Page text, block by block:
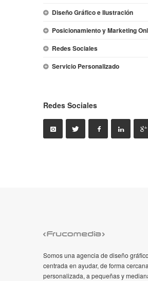
Diseño Gráfico e Ilustración
Posicionamiento y Marketing
Redes Sociales
Servicio Personalizado
Redes Sociales
Somos una agencia de diseño
centrada en ayudar, de forma
personalizada, a pequeñas y